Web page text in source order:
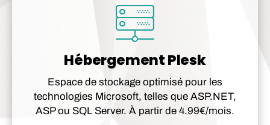
Hébergement Plesk
Espace de stockage optimisé pour les
technologies Microsoft, telles que ASP.NET,
ASP ou SQL Server. À partir de 4.99€/mois.